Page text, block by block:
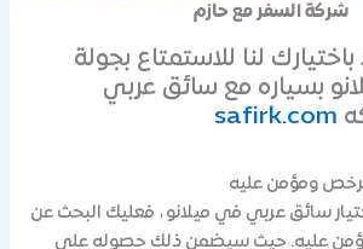
شركة السفر مع حازم
لنا للاستمتاع بجولة
بسياره مع سائق عربي
safirk.com
ومؤمن عليه
سائق عربي في ميلانو ، فعليك البحث عن
عليه. حيث سيضمن ذلك حصوله على